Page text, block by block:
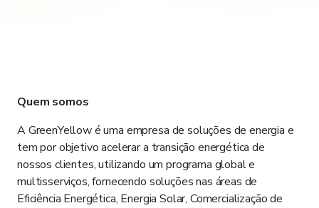
Quem somos
A GreenYellow é uma empresa de soluções de energia e
tem por objetivo acelerar a transição energética de
nossos clientes, utilizando um programa global e
multisserviços, fornecendo soluções nas áreas de
Eficiência Energética, Energia Solar, Comercialização de